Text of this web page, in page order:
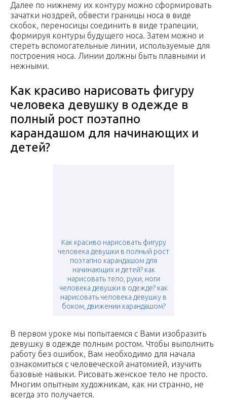
Далее по нижнему их контуру можно сформировать
зачатки ноздрей, обвести границы носа в виде
скобок, переносицы соединить в виде трапеции,
формируя контуры будущего носа. Затем можно и
стереть вспомогательные линии, используемые для
построения носа. Линии должны быть плавными и
нежными.
Как красиво нарисовать фигуру
человека девушку в одежде в
полный рост поэтапно
карандашом для начинающих и
детей?
Как красиво нарисовать фигуру
человека девушки в полный рост
поэтапно карандашом для
начинающих и детей? как
нарисовать тело, руки, ноги
человека девушки в одежде? как
нарисовать человека девушку в
боком, движении карандашом?
В первом уроке мы попытаемся с Вами изобразить
девушку в одежде полным ростом. Чтобы выполнить
работу без ошибок, Вам необходимо для начала
ознакомиться с человеческой анатомией, изучить
базовые навыки. Рисовать женское тело не просто.
Многим опытным художникам, как ни странно, не
всегда это получается.